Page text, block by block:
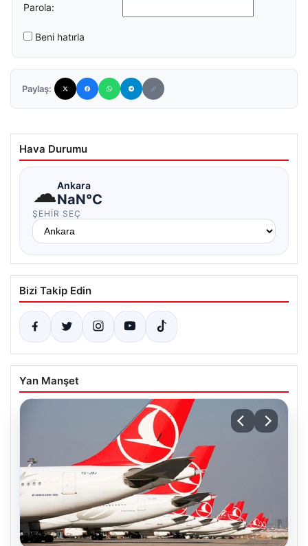
Parola:
Beni hatırla
Paylaş:
Hava Durumu
☁Ankara
NaN°C
ŞEHIR SEÇ
Bizi Takip Edin
Yan Manşet